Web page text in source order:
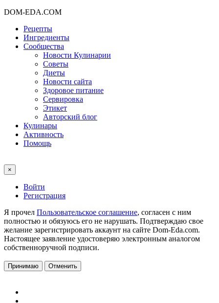
DOM-EDA.COM
Рецепты
Ингредиенты
Сообщества
Новости Кулинарии
Советы
Диеты
Новости сайта
Здоровое питание
Сервировка
Этикет
Авторский блог
Кулинары
Активность
Помощь
×
Войти
Регистрация
Я прочел Пользовательское соглашение, согласен с ним
полностью и обязуюсь его не нарушать. Подтверждаю свое
желание зарегистрировать аккаунт на сайте Dom-Eda.com.
Настоящее заявление удостоверяю электронным аналогом
собственноручной подписи.
Принимаю Отменить